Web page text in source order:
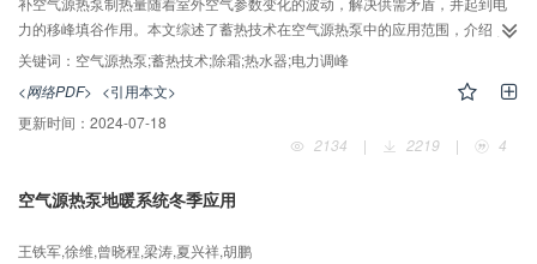
环、扩散吸收循环、膜吸收循环、热变换器循环、重力驱动的阀切换循环以及
自复叠循环；多吸收循环主要包括再吸收循环、多效循环、中间效循环、多级
复合和膨胀-吸收复合等复合形式。现有吸收式制冷技术研究热点主要包括且不
局限于太阳能、中低温余热利用、冷热电联产、储能（蓄冷、蓄热），膜交换
材料、高温下耐腐蚀材料，塑料热交换器等方面。吸收式循环现有循环结构的
工质对，吸收式循环可以提出多种更高效、更宽热源驱动温度范围和溶液浓度
力的移峰填谷作用。本文综述了蓄热技术在空气源热泵中的应用范围，介绍了
空气源热泵的蓄热除霜系统，空气源热泵在供热调节和电力调峰方面的作用，
以及作为热泵热水器在供热水方面的应用，认为未来空气源热泵蓄热系统将在
除霜、供热、热水器以及电力调峰方面发挥更大的作用，指出对于蓄热材料的
选择和用量、蓄热罐的选型和容积等问题是未来的研究方向。
关键词： 空气源热泵;蓄热技术;除霜;热水器;电力调峰
<网络PDF> <引用本文>
更新时间： 2024-07-18
2134
| 2219 | 4
空气源热泵地暖系统冬季应用
王铁军,徐维,曾晓程,梁涛,夏兴祥,胡鹏